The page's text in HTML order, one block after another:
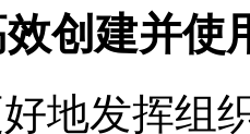
创建并使
地发挥组